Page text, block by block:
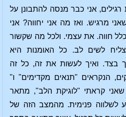
אני כבר מנסה להתבונן על
מרגיש. ואז מה אני יחווה? אני
חווה. את עצמי. ולכל מה שקשור
לשים לב. כל האומנות היא
ואיך לעשות את זה, כל זה
הנקראים "תנאים מקדימים" ו"
שאני קראתי "לוגיקת הלב", מתאר
לשלווה פנימית. מהמצב הזה של